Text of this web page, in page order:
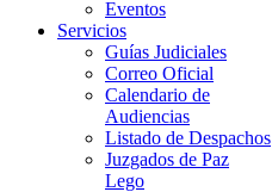
Eventos
Servicios
Guías Judiciales
Correo Oficial
Calendario de
Audiencias
Listado de Despachos
Juzgados de Paz
Lego